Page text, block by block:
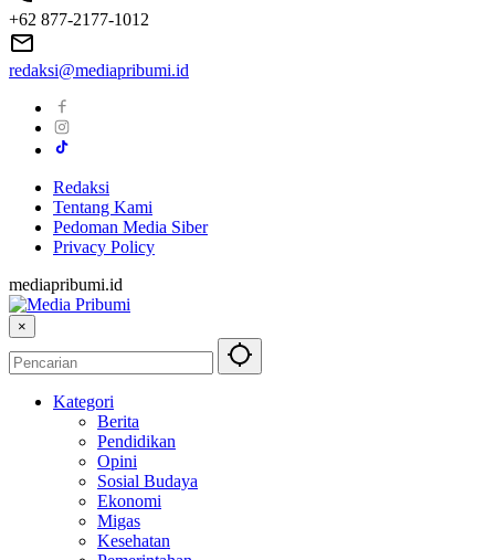
+62 877-2177-1012
redaksi@mediapribumi.id
Redaksi
Tentang Kami
Pedoman Media Siber
Privacy Policy
mediapribumi.id
×
Kategori
Berita
Pendidikan
Opini
Sosial Budaya
Ekonomi
Migas
Kesehatan